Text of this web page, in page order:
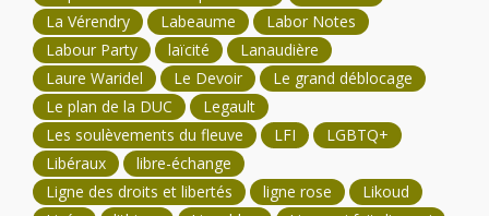
La Vérendry
Labeaume
Labor Notes
Labour Party
laïcité
Lanaudière
Laure Waridel
Le Devoir
Le grand déblocage
Le plan de la DUC
Legault
Les soulèvements du fleuve
LFI
LGBTQ+
Libéraux
libre-échange
Ligne des droits et libertés
ligne rose
Likoud